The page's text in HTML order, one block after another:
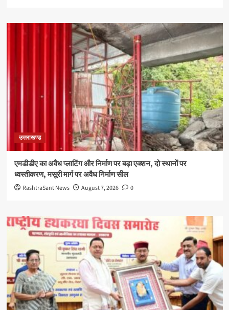
उत्तराखण्ड
एमडीडीए का अवैध प्लाटिंग और निर्माण पर बड़ा एक्शन, दो स्थानों पर
ध्वस्तीकरण, मसूरी मार्ग पर अवैध निर्माण सील
RashtraSant News August 7, 2026 0